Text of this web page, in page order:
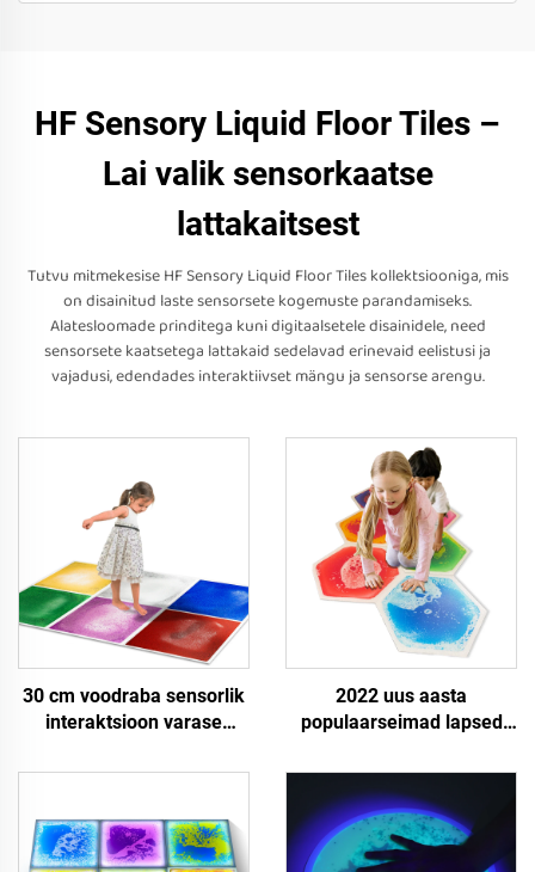
HF Sensory Liquid Floor Tiles –
Lai valik sensorkaatse
lattakaitsest
Tutvu mitmekesise HF Sensory Liquid Floor Tiles kollektsiooniga, mis
on disainitud laste sensorsete kogemuste parandamiseks.
Alatesloomade prinditega kuni digitaalsetele disainidele, need
sensorsete kaatsetega lattakaid sedelavad erinevaid eelistusi ja
vajadusi, edendades interaktiivset mängu ja sensorse arengu.
30 cm voodraba sensorlik
interaktsioon varase
kiirsand gilded sensorlik
pressimismängutooted
2022 uus aasta
populaarseimad lapsed
põoratikku, lapse
Kunstisellid nihkevõimsa
täitja põrandakattmed
nihkevõimsa põoratikud